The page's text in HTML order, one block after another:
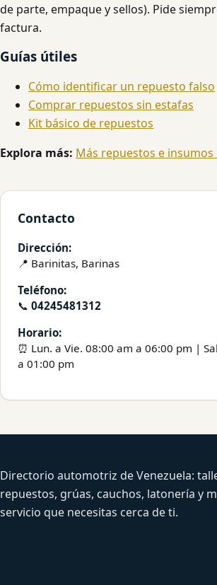
de parte, empaque y sellos). Pide
factura.
Guías útiles
Cómo identificar un repuesto falso
Comprar repuestos sin estafas
Kit básico de repuestos
Explora más: Más repuestos e insumos
Contacto
Dirección:
📍 Barinitas, Barinas
Teléfono:
📞 04245481312
Horario:
⏰ Lun. a Vie. 08:00 am a 06:00 pm |
a 01:00 pm
Directorio automotriz de Venezuela:
repuestos, grúas, cauchos, latonería y
servicio que necesitas cerca de ti.